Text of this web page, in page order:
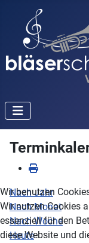
Nach Jahr
Nach Monat
Nach Woche
Heute
Wir benutzen
Wir nutzen Cookies
essenziell für den
diese Website und